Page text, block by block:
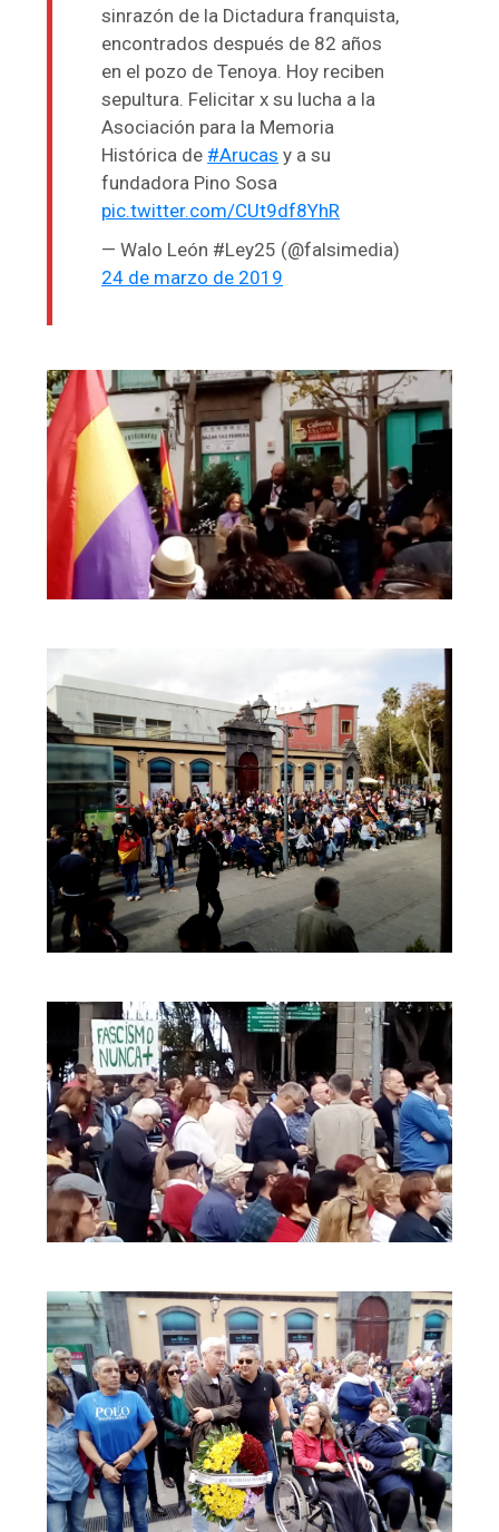
sinrazón de la Dictadura franquista,
encontrados después de 82 años
en el pozo de Tenoya. Hoy reciben
sepultura. Felicitar x su lucha a la
Asociación para la Memoria
Histórica de #Arucas y a su
fundadora Pino Sosa
pic.twitter.com/CUt9df8YhR
— Walo León #Ley25 (@falsimedia)
24 de marzo de 2019